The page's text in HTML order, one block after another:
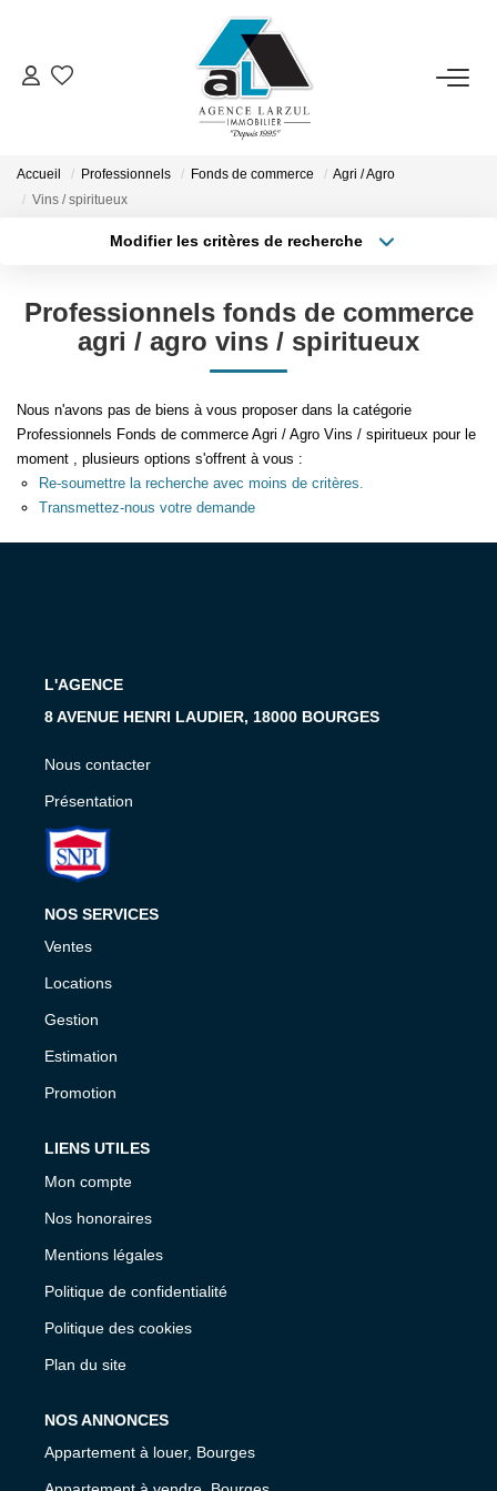
VENTES
LOCATIONS
GESTION
ESTIMATION
PROMOTION
NOTRE AGENCE
Présentation
Accueil Professionnels Fonds de commerce
Agri / Agro
Vins / spiritueux
Modifier les critères de recherche
Sélectionnez...
Type de bien
Surface min
Créer une alerte
Professionnels fonds de commerce
agri / agro vins / spiritueux
Nous n'avons pas de biens à vous proposer dans la catégorie
Professionnels Fonds de commerce Agri / Agro Vins / spiritueux pour le
moment , plusieurs options s'offrent à vous :
Re-soumettre la recherche avec moins de critères.
Transmettez-nous votre demande
L'AGENCE
8 AVENUE HENRI LAUDIER, 18000 BOURGES
Nous contacter
Présentation
NOS SERVICES
Ventes
Locations
Gestion
Estimation
Promotion
LIENS UTILES
Mon compte
Nos honoraires
Mentions légales
Politique de confidentialité
Politique des cookies
Plan du site
NOS ANNONCES
Appartement à louer, Bourges